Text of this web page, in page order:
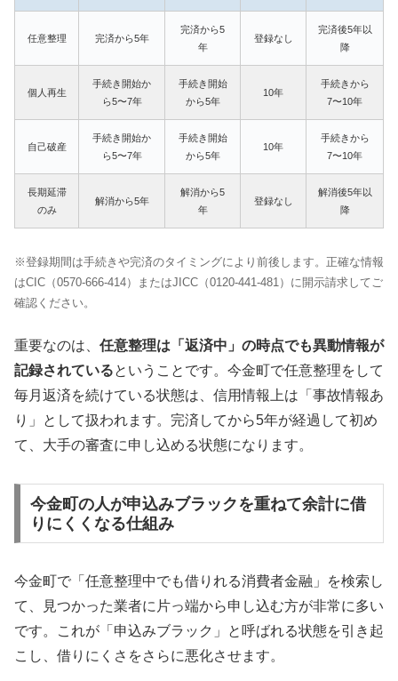
任意整理 完済から5年
完済から5
年
登録なし
完済後5年以
降
個人再生
手続き開始か
ら5〜7年
手続き開始
から5年
10年
手続きから
7〜10年
自己破産
手続き開始か
ら5〜7年
手続き開始
から5年
10年
手続きから
7〜10年
長期延滞
のみ
解消から5年
解消から5
年
登録なし
解消後5年以
降
※登録期間は手続きや完済のタイミングにより前後します。正確な情報
はCIC（0570-666-414）またはJICC（0120-441-481）に開示請求してご
確認ください。
重要なのは、 任意整理は「返済中」の時点でも異動情報が
記録されているということです。今金町で任意整理をして
毎月返済を続けている状態は、信用情報上は「事故情報あ
り」として扱われます。完済してから5年が経過して初め
て、大手の審査に申し込める状態になります。
今金町の人が申込みブラックを重ねて余計に借
りにくくなる仕組み
今金町で「任意整理中でも借りれる消費者金融」を検索し
て、見つかった業者に片っ端から申し込む方が非常に多い
です。これが「申込みブラック」と呼ばれる状態を引き起
こし、借りにくさをさらに悪化させます。